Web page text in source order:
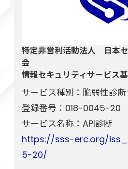
特定非営利活動法人 日本
会
情報セキュリティサービス
サービス種別：脆弱性診
登録番号：018-0045-20
サービス名称：API診断
https://sss-erc.org/
5-20/